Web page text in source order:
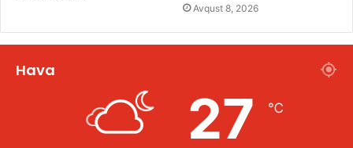
Avqust 8, 2026
Hava
27 ℃